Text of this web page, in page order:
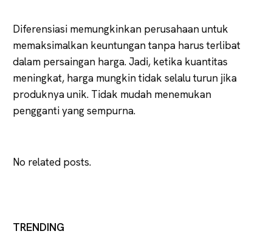
Diferensiasi memungkinkan perusahaan untuk
memaksimalkan keuntungan tanpa harus terlibat
dalam persaingan harga. Jadi, ketika kuantitas
meningkat, harga mungkin tidak selalu turun jika
produknya unik. Tidak mudah menemukan
pengganti yang sempurna.
No related posts.
TRENDING